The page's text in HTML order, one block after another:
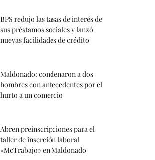
BPS redujo las tasas de interés de
sus préstamos sociales y lanzó
nuevas facilidades de crédito
Maldonado: condenaron a dos
hombres con antecedentes por el
hurto a un comercio
Abren preinscripciones para el
taller de inserción laboral
«McTrabajo» en Maldonado